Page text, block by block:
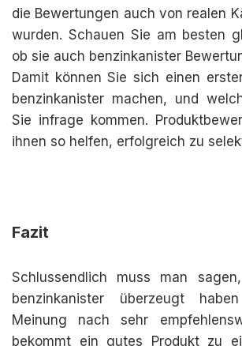
die Bewertungen auch von realen
wurden. Schauen Sie am besten
ob sie auch benzinkanister
Damit können Sie sich einen
benzinkanister machen, und
Sie infrage kommen.
ihnen so helfen, erfolgreich zu
Fazit
Schlussendlich muss man
benzinkanister überzeugt
Meinung nach sehr
bekommt ein gutes Produkt zu